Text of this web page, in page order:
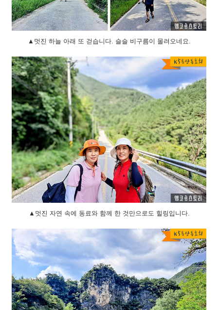
▲멋진 하늘 아래 또 걷습니다. 슬슬 비구름이 몰려오네요.
▲멋진 자연 속에 동료와 함께 한 것만으로도 힐링입니다.